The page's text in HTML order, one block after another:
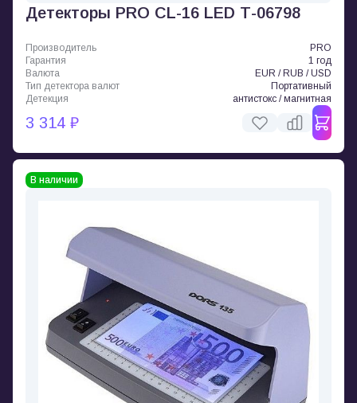
Детекторы PRO CL-16 LED Т-06798
Производитель
PRO
Гарантия
1 год
Валюта
EUR / RUB / USD
Тип детектора валют
Портативный
Детекция
антистокс / магнитная
3 314 ₽
В наличии